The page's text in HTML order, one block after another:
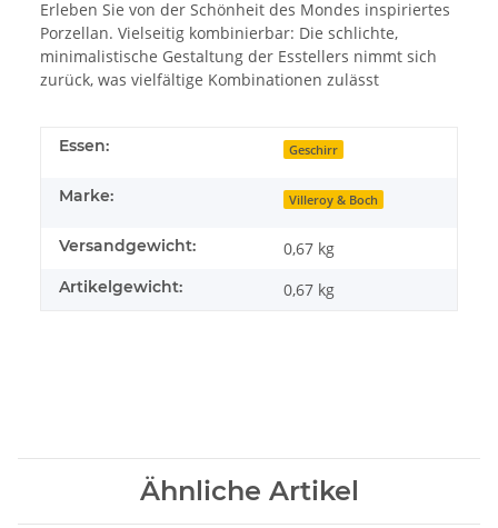
Erleben Sie von der Schönheit des Mondes inspiriertes
Porzellan. Vielseitig kombinierbar: Die schlichte,
minimalistische Gestaltung der Esstellers nimmt sich
zurück, was vielfältige Kombinationen zulässt
Essen: Geschirr
Marke: Villeroy & Boch
Versandgewicht: 0,67 kg
Artikelgewicht: 0,67 kg
Ähnliche Artikel